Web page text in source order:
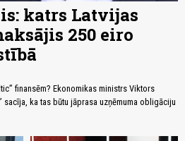
katrs Latvijas
250 eiro
finansēm? Ekonomikas ministrs Viktors
sacīja, ka tas būtu jāprasa uzņēmuma obligāciju